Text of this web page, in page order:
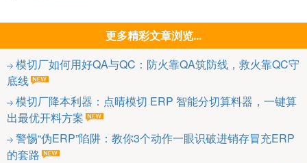
更多精彩文章浏览...
模切厂如何用好QA与QC：防火靠QA筑防线，救火靠QC守
底线
模切厂降本利器：点晴模切 ERP 智能分切算料器，一键算
出最优开料方案
警惕“伪ERP”陷阱：教你3个动作一眼识破进销存冒充ERP
的套路